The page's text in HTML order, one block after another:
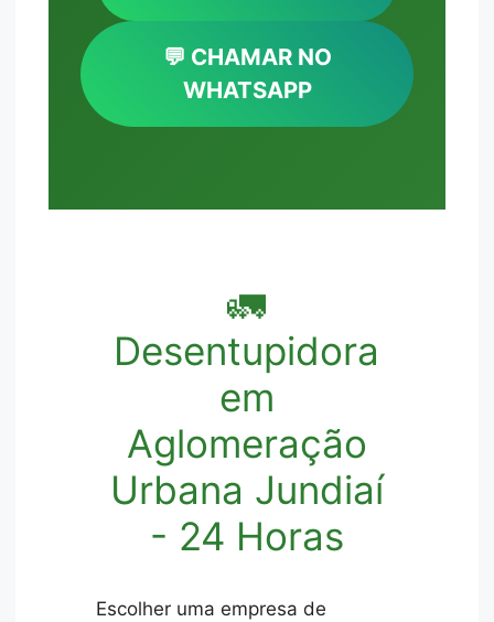
💬 CHAMAR NO
WHATSAPP
🚛
Desentupidora
em
Aglomeração
Urbana Jundiaí
- 24 Horas
Escolher uma empresa de